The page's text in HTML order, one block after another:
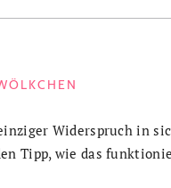
Widerspruch in
Tipp, wie das